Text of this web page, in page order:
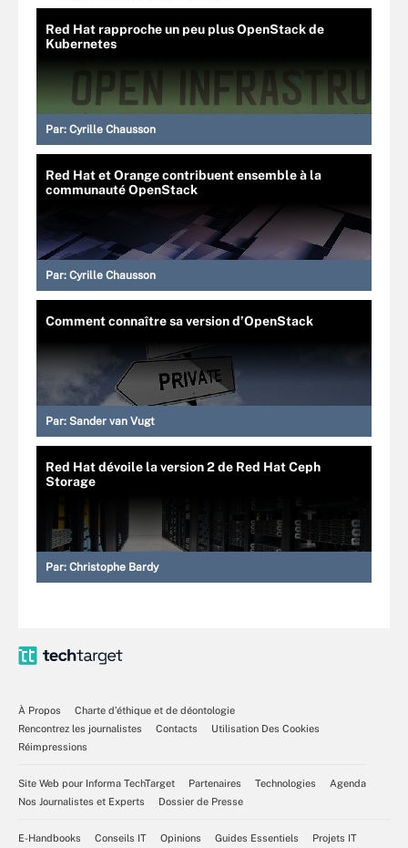
Red Hat rapproche un peu plus OpenStack de
Kubernetes
Par: Cyrille Chausson
Red Hat et Orange contribuent ensemble à la
communauté OpenStack
Par: Cyrille Chausson
Comment connaître sa version d’OpenStack
Par: Sander van Vugt
Red Hat dévoile la version 2 de Red Hat Ceph
Storage
Par: Christophe Bardy
À Propos
Charte d’éthique et de déontologie
Rencontrez les journalistes
Contacts
Utilisation Des Cookies
Réimpressions
Site Web pour Informa TechTarget Partenaires Technologies
Agenda
Nos Journalistes et Experts
Dossier de Presse
E-Handbooks Conseils IT Opinions Guides Essentiels Projets IT